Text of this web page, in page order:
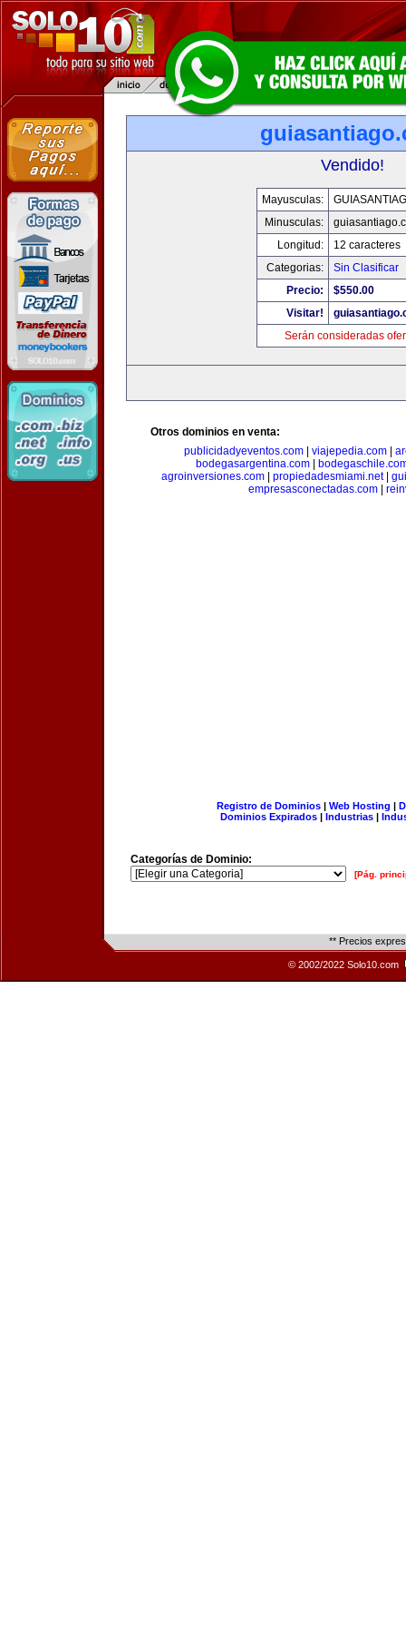
Vendido!
Mayusculas:
Minusculas:
Longitud:
12 caracteres
Categorias:
Sin Clasificar
Precio:
$550.00
Visitar!
Serán consideradas
Otros dominios en venta:
publicidadyeventos.com| viajepedia.com|
bodegasargentina.com|
agroinversiones.com
propiedadesmiami.net|
empresasconectadas.com|
Registro de Dominios| Web Hosting |
Dominios Expirados | Industrias |
Categorías de Dominio:
[Pág.
** Precios
© 2002/2022 Solo10.com